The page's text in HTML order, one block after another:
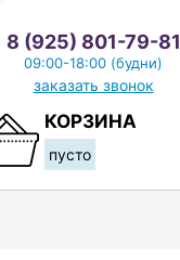
8 (925) 801-79-81
09:00-18:00 (будни)
заказать звонок
КОРЗИНА
пусто